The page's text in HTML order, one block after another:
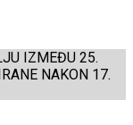
IZMEĐU 25.
NAKON 17.